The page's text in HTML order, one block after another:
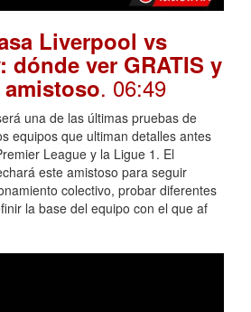
Liverpool vs
dónde ver GRATIS y
amistoso. 06:49
una de las últimas pruebas de
equipos que ultiman detalles antes
League y la Ligue 1. El
este amistoso para seguir
colectivo, probar diferentes
la base del equipo con el que af